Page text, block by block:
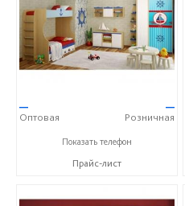
—
Оптовая
—
Розничная
+7 (903) 522-59-49
Показать телефон
Прайс-лист